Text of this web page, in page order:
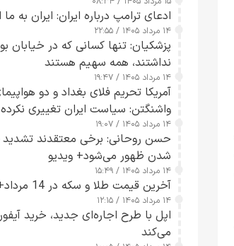
ادعای ترامپ درباره ایران: ایران به
۱۴ مرداد ۱۴۰۵ / ۲۲:۵۵
پزشکیان: تنها کسانی که در خیابان
نداشتند، همه سهیم هستند
۱۴ مرداد ۱۴۰۵ / ۱۹:۴۷
آمریکا تحریم فلای بغداد و دو
واشنگتن: سیاست ایران تغییری
۱۴ مرداد ۱۴۰۵ / ۱۹:۰۷
حسن روحانی: برخی معتقدند
شدن ظهور می‌شود+ ویدیو
۱۴ مرداد ۱۴۰۵ / ۱۵:۴۹
آخرین قیمت طلا و سکه در 14 مرداد+ جدول
۱۴ مرداد ۱۴۰۵ / ۱۲:۱۵
اپل با طرح اجاره‌ای جدید، خرید
می‌کند